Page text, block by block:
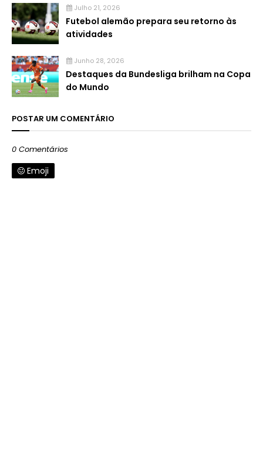
Julho 21, 2026
Futebol alemão prepara seu retorno às
atividades
Junho 28, 2026
Destaques da Bundesliga brilham na Copa
do Mundo
POSTAR UM COMENTÁRIO
0 Comentários
Emoji